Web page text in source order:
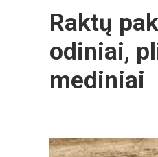
Raktų
odiniai,
mediniai